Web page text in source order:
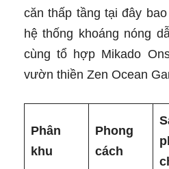
căn thấp tầng tại đây
hệ thống khoáng nóng
cùng tổ hợp Mikado
vườn thiền Zen Ocean
Phân
khu
Phong
cách